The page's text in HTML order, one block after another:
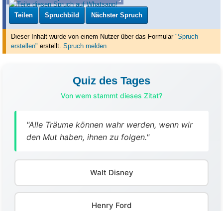
Teilen Spruchbild Nächster Spruch
Dieser Inhalt wurde von einem Nutzer über das Formular "Spruch
erstellen" erstellt. Spruch melden
Quiz des Tages
Von wem stammt dieses Zitat?
"Alle Träume können wahr werden, wenn wir
den Mut haben, ihnen zu folgen."
Walt Disney
Henry Ford